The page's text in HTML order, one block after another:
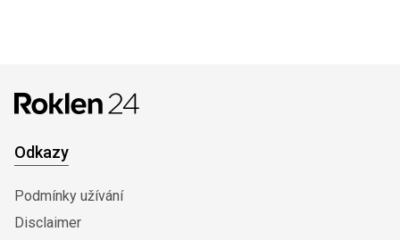
Odkazy
Podmínky užívání
Disclaimer